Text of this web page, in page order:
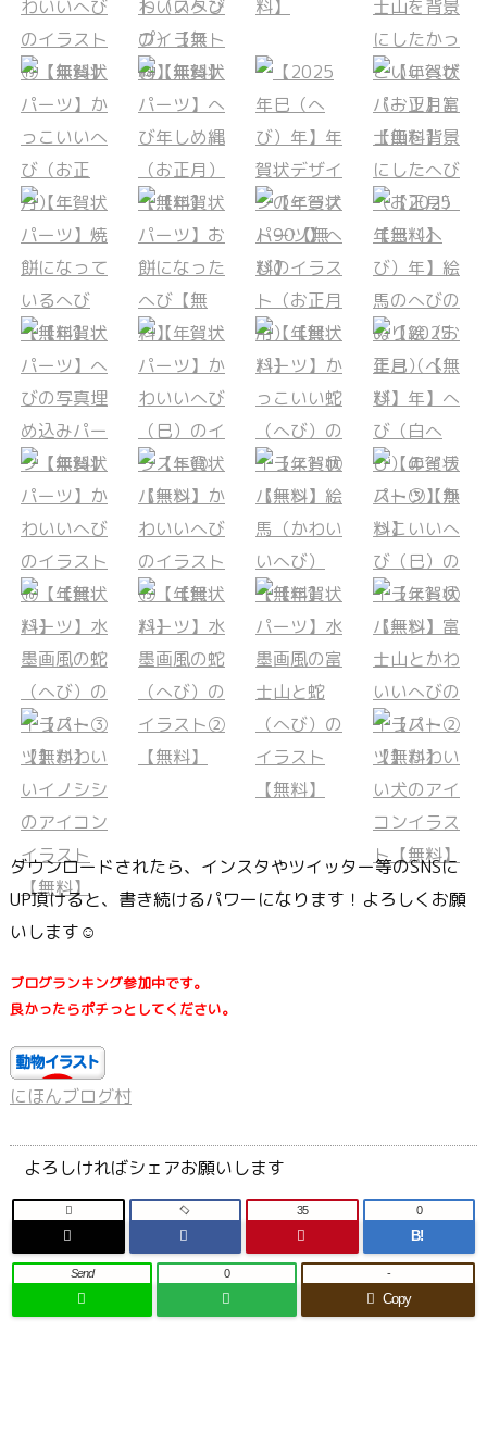
ダウンロードされたら、インスタやツイッター等のSNSに
UP頂けると、書き続けるパワーになります！よろしくお願
いします☺
ブログランキング参加中です。
良かったらポチっとしてください。
にほんブログ村
よろしければシェアお願いします
 35
B!
0
Send 0
Copy
-